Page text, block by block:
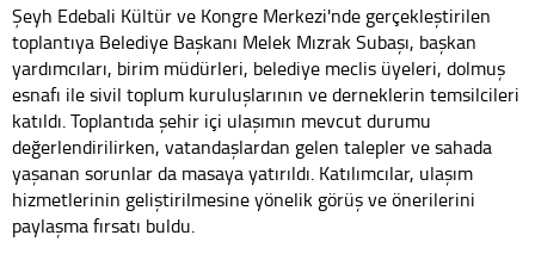
Şeyh Edebali Kültür ve Kongre Merkezi'nde gerçekleştirilen
toplantıya Belediye Başkanı Melek Mızrak Subaşı, başkan
yardımcıları, birim müdürleri, belediye meclis üyeleri, dolmuş
esnafı ile sivil toplum kuruluşlarının ve derneklerin temsilcileri
katıldı. Toplantıda şehir içi ulaşımın mevcut durumu
değerlendirilirken, vatandaşlardan gelen talepler ve sahada
yaşanan sorunlar da masaya yatırıldı. Katılımcılar, ulaşım
hizmetlerinin geliştirilmesine yönelik görüş ve önerilerini
paylaşma fırsatı buldu.